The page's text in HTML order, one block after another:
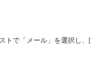
トで「メール」を選択し、